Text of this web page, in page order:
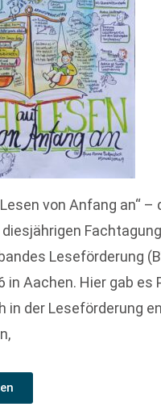
von Anfang an“ –
Leseförderung
in Aachen. Hier gab
in der Leseförderung